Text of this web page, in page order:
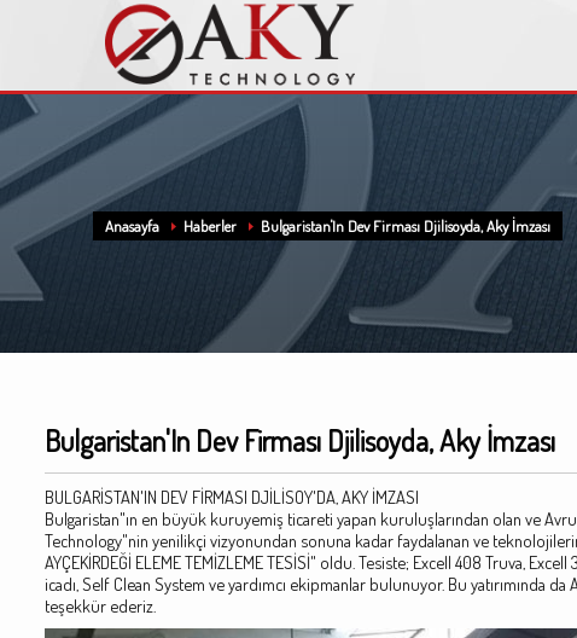
Anasayfa Haberler Bulgaristan'In Dev Firması Djilisoyda, Aky İmzası
Bulgaristan'In Dev Firması Djilisoyda, Aky İmzası
BULGARİSTAN'IN DEV FİRMASI DJİLİSOY'DA, AKY İMZASI
Bulgaristan"ın en büyük kuruyemiş ticareti yapan kuruluşlarından olan ve
Technology"nin yenilikçi vizyonundan sonuna kadar faydalanan ve
AYÇEKİRDEĞİ ELEME TEMİZLEME TESİSİ" oldu. Tesiste; Excell 408 Truva,
icadı, Self Clean System ve yardımcı ekipmanlar bulunuyor. Bu yatırımında
teşekkür ederiz.